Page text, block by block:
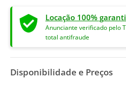
Locação 100%
Anunciante verificado pelo
total antifraude
Disponibilidade e Preços